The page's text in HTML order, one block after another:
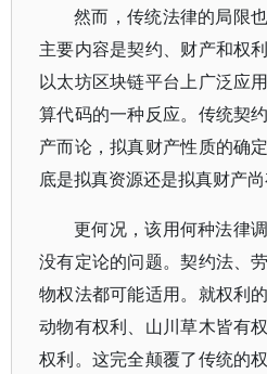
然而，传统法律的局限
主要内容是契约、财产和权
以太坊区块链平台上广泛应
算代码的一种反应。传统契
产而论，拟真财产性质的确
底是拟真资源还是拟真财产尚
更何况，该用何种法律
没有定论的问题。契约法、
物权法都可能适用。就权利
动物有权利、山川草木皆有
权利。这完全颠覆了传统的